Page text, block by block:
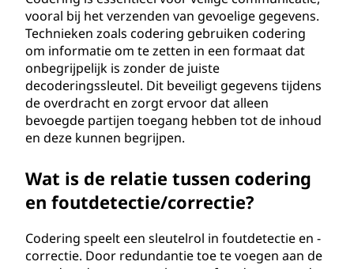
vooral bij het verzenden van gevoelige gegevens.
Technieken zoals codering gebruiken codering
om informatie om te zetten in een formaat dat
onbegrijpelijk is zonder de juiste
decoderingssleutel. Dit beveiligt gegevens tijdens
de overdracht en zorgt ervoor dat alleen
bevoegde partijen toegang hebben tot de inhoud
en deze kunnen begrijpen.
Wat is de relatie tussen codering
en foutdetectie/correctie?
Codering speelt een sleutelrol in foutdetectie en -
correctie. Door redundantie toe te voegen aan de